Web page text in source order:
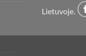
Lietuvoje.